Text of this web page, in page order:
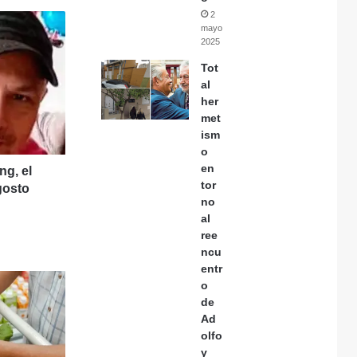
el
2
mayo,
2025
Tot
al
her
met
ism
o
en
tor
no
al
ree
ncu
entr
o
de
Ad
olfo
y